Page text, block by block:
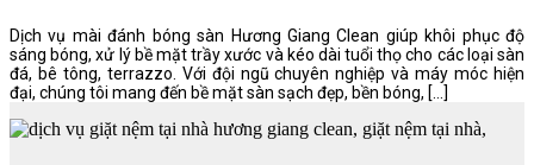
Dịch vụ mài đánh bóng sàn Hương Giang Clean giúp khôi phục độ
sáng bóng, xử lý bề mặt trầy xước và kéo dài tuổi thọ cho các loại sàn
đá, bê tông, terrazzo. Với đội ngũ chuyên nghiệp và máy móc hiện
đại, chúng tôi mang đến bề mặt sàn sạch đẹp, bền bóng, […]